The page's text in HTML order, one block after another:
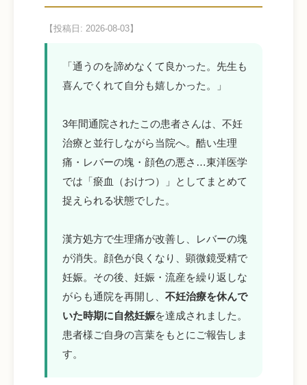
【投稿日: 2026-08-03】
「通うのを諦めなくて良かった。先生も
喜んでくれて自分も嬉しかった。」
3年間通院されたこの患者さんは、不妊
治療と並行しながら当院へ。酷い生理
痛・レバーの塊・顔色の悪さ…東洋医学
では「瘀血（おけつ）」としてまとめて
捉えられる状態でした。
漢方処方で生理痛が改善し、レバーの塊
が消失。顔色が良くなり、顕微鏡受精で
妊娠。その後、妊娠・流産を繰り返しな
がらも通院を再開し、 不妊治療を休んで
いた時期に自然妊娠を達成されました。
患者様ご自身の言葉をもとにご報告しま
す。